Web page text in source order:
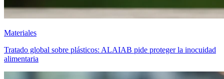
Materiales
Tratado global sobre plásticos: ALAIAB pide proteger la inocuidad
alimentaria